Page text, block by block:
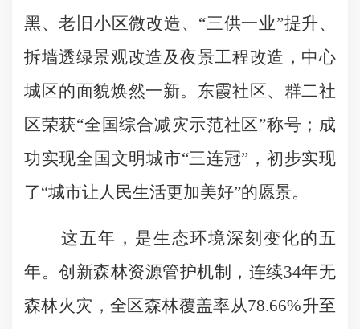
黑、老旧小区微改造、“三供一业”提升、
拆墙透绿景观改造及夜景工程改造，中心
城区的面貌焕然一新。东霞社区、群二社
区荣获“全国综合减灾示范社区”称号；成
功实现全国文明城市“三连冠”，初步实现
了“城市让人民生活更加美好”的愿景。
这五年，是生态环境深刻变化的五
年。创新森林资源管护机制，连续34年无
森林火灾，全区森林覆盖率从78.66%升至